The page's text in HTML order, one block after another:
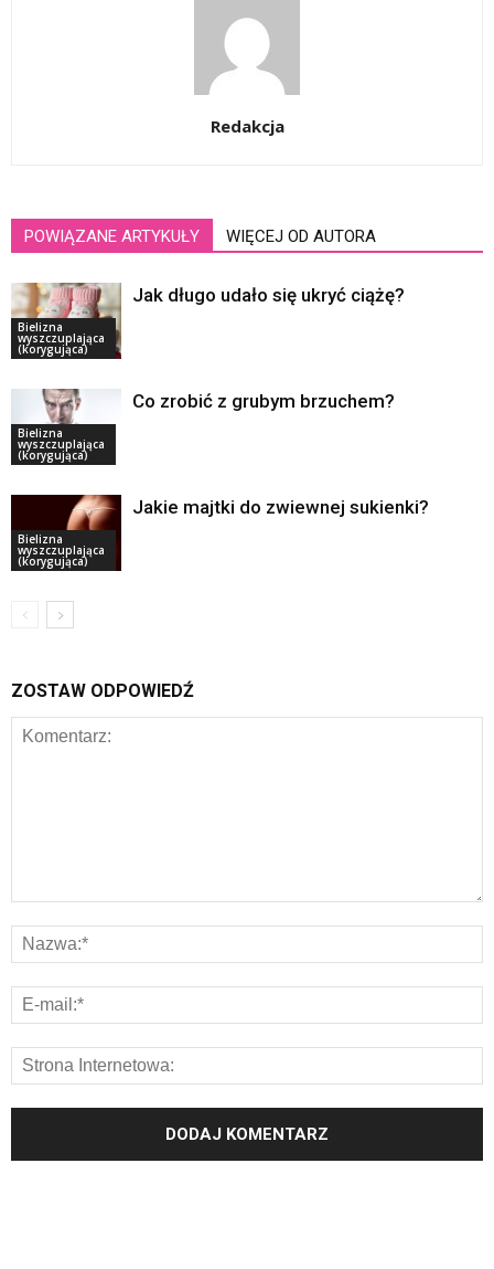
Redakcja
POWIĄZANE ARTYKUŁY WIĘCEJ OD AUTORA
Bielizna
wyszczuplająca
(korygująca)
Jak długo udało się ukryć ciążę?
Bielizna
wyszczuplająca
(korygująca)
Co zrobić z grubym brzuchem?
Bielizna
wyszczuplająca
(korygująca)
Jakie majtki do zwiewnej sukienki?
ZOSTAW ODPOWIEDŹ